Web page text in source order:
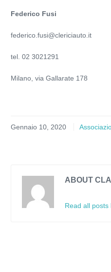
Federico Fusi
federico.fusi@clericiauto.it
tel. 02 3021291
Milano, via Gallarate 178
Gennaio 10, 2020
ABOUT
Read all